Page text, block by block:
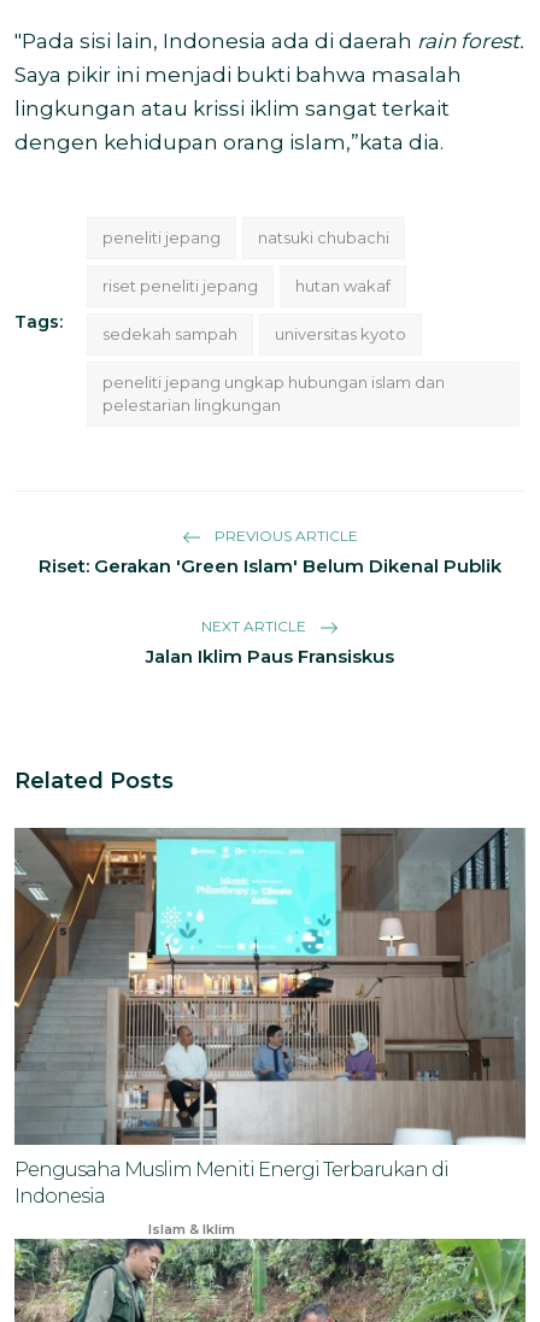
"Pada sisi lain, Indonesia ada di daerah rain forest.
Saya pikir ini menjadi bukti bahwa masalah
lingkungan atau krissi iklim sangat terkait
dengen kehidupan orang islam,”kata dia.
Tags:
peneliti jepang natsuki chubachi
riset peneliti jepang hutan wakaf
sedekah sampah universitas kyoto
peneliti jepang ungkap hubungan islam dan
pelestarian lingkungan
PREVIOUS ARTICLE
Riset: Gerakan 'Green Islam' Belum Dikenal Publik
NEXT ARTICLE
Jalan Iklim Paus Fransiskus
Related Posts
Pengusaha Muslim Meniti Energi Terbarukan di
Indonesia
Islam & Iklim